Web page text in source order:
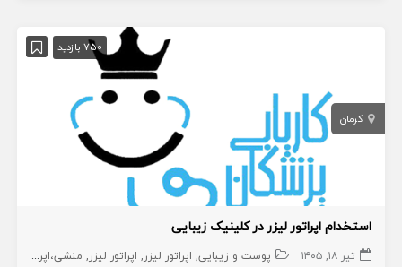
750 بازدید
کرمان
استخدام اپراتور لیزر در کلینیک زیبایی
تیر ۱۸, ۱۴۰۵ پوست و زیبایی اپراتور لیزر اپراتور لیزر منشی،اپراتور،دستیار